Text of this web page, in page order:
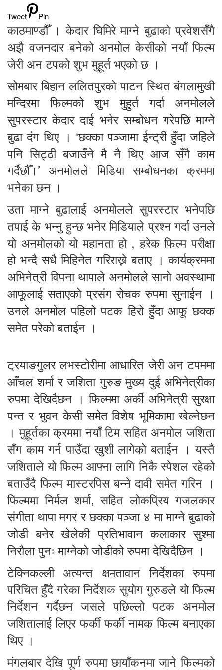
Tweet Pin
काठमाण्डौँ । केदार घिमिरे माग्ने बुढाको प्रवेशसँगै
अझै वजनदार बनेको अनमोल केसीको नयाँ फिल्म
जेरी अन टपको शुभ मुहूर्त भएको छ ।
सोमबार बिहान ललितपुरको पाटन स्थित बंगलामुखी
मन्दिरमा फिल्मको शुभ मुहुर्त गर्दा अनमोलले
सुपरस्टार केदार दाई भनेर सम्बोधन गरेपछि माग्ने
बुढा दंग थिए । ‘छक्का पञ्जामा ईन्ट्री हुँदा जहिले
पनि सिट्ठी बजाउँने मै नै थिए आज सँगै काम
गर्दैछौँ।’ अनमोलले मिडिया सम्बोधनका क्रममा
भनेका छन ।
उता माग्ने बुढालाई अनमोलले सुपरस्टार भनेपछि
तपाई के भन्नु हुन्छ भनेर मिडियाले प्रश्न गर्दा उनले
यो अनमोलको यो महानता हो , हरेक फिल्म परीक्षा
हो भन्दै सधै मिहिनेत गरिराख्ने बताए । कार्यक्रममा
अभिनेत्री विपना थापाले अनमोलले सानो अवस्थामा
आफूलाई सताएको प्रसंग रोचक रुपमा सुनाईन ।
उनले अनमोल पहिलो पटक हिरो हुँदा आफू छक्क
समेत परेको बताईन ।
ट्रयाङगुलर लभस्टोरीमा आधारित जेरी अन टपममा
आँचल शर्मा र जशिता गुरुङ मुख्य दुई अभिनेत्रीका
रुपमा देखिदैछन । फिल्ममा अर्की अभिनेत्री सुरक्षा
पन्त र भुवन केसी समेत विशेष भूमिकामा खेल्नेछन
। मुहूर्तका क्रममा नयाँ टिम सहित अनमोल जशिता
सँग काम गर्न पाउँदा खुशी लागेको बताईन । यस्तै
जशिताले यो फिल्म आफ्ना लागि निकै स्पेशल रहेको
बताउँदै फिल्म मास्टरपिस बन्ने दावी समेत गरिन ।
फिल्ममा निर्मल शर्मा, सहित लोकप्रिय गजलकार
संगीता थापा मगर र छक्का पञ्जा ४ मा माग्ने बुढाको
जोडी बनेर खेलेकी प्रतिभावान कलाकार सुश्मा
निरौला पुनः माग्नेको जोडीको रुपमा देखिदैछिन ।
टेक्निकल्ली अत्यन्त क्षमतावान निर्देशका रुपमा
परिचित हुँदै गरेका निर्देशक सुयोग गुरुङले यो फिल्म
निर्देशन गर्दैछन जसले पछिल्लो पटक अनमोल
जशितालाई लिएर फर्की फर्की नामक फिल्म बनाएका
थिए ।
मंगलबार देखि पूर्ण रुपमा छायाँकनमा जाने फिल्मको